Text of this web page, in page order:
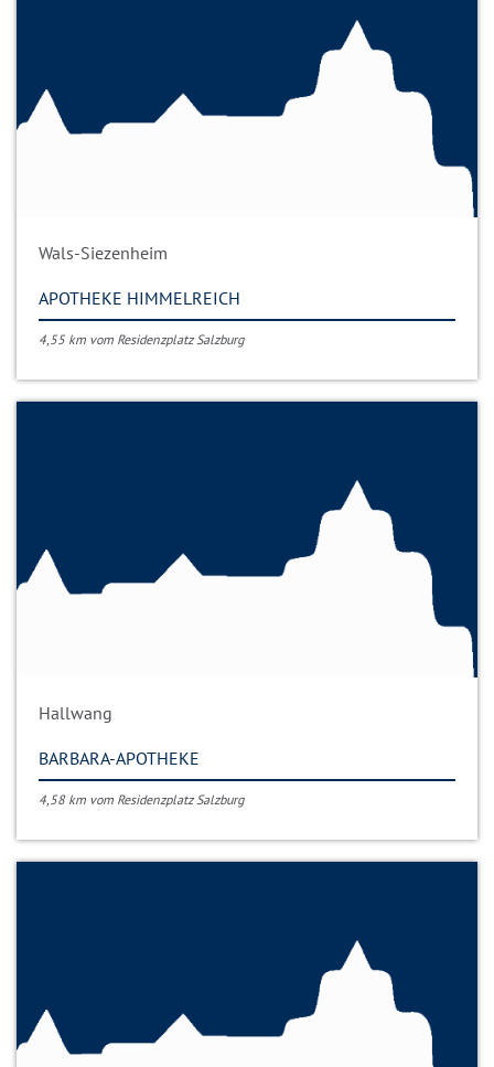
Wals-Siezenheim
APOTHEKE HIMMELREICH
4,55 km vom Residenzplatz Salzburg
Hallwang
BARBARA-APOTHEKE
4,58 km vom Residenzplatz Salzburg